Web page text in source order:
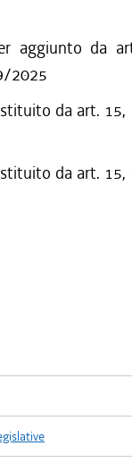
aggiunto da
2025
da art. 15,
da art. 15,